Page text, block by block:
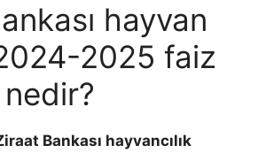
hayvan
2025 faiz
Bankası hayvancılık